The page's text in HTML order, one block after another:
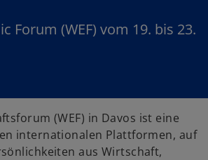
Forum (WEF) vom 19. bis 23.
(WEF) in Davos ist eine
internationalen Plattformen, auf
aus Wirtschaft,